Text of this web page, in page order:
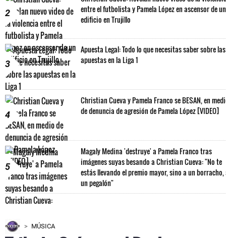
2
entre el futbolista y Pamela López en ascensor de un
edificio en Trujillo
3
Apuesta Legal: Todo lo que necesitas saber sobre las
apuestas en la Liga 1
4
Christian Cueva y Pamela Franco se BESAN, en
de denuncia de agresión de Pamela López [VIDEO]
5
Magaly Medina 'destruye' a Pamela Franco tras
imágenes suyas besando a Christian Cueva: "No te
estás llevando el premio mayor, sino a un borracho,
un pegalón"
MÚSICA